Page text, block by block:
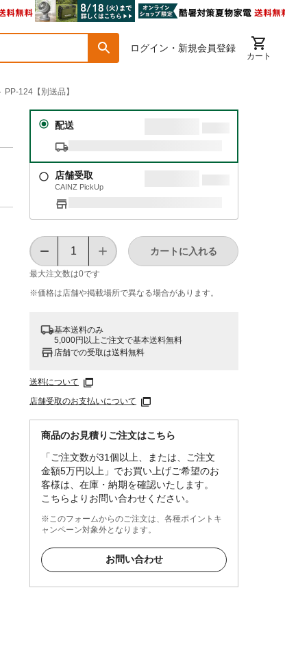
ログイン・新規会員登録
カート
PP-124【別送品】
配送
店舗受取
CAINZ PickUp
最大注文数は0です
カートに入れる
※価格は​店舗や​掲載場所で​異なる​場合が​あります。
基本送料のみ
5,000円以上ご注文で基本送料無料
店舗での受取は送料無料
送料について
店舗受取のお支払いについて
商品のお見積りご注文はこちら
「ご注文数が31個以上、または、ご注文
金額5万円以上」でお買い上げご希望のお
客様は、在庫・納期を確認いたします。
こちらよりお問い合わせください。
※このフォームからのご注文は、各種ポイントキ
ャンペーン対象外となります。
お問い合わせ